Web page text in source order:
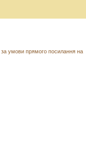
умови прямого посилання на